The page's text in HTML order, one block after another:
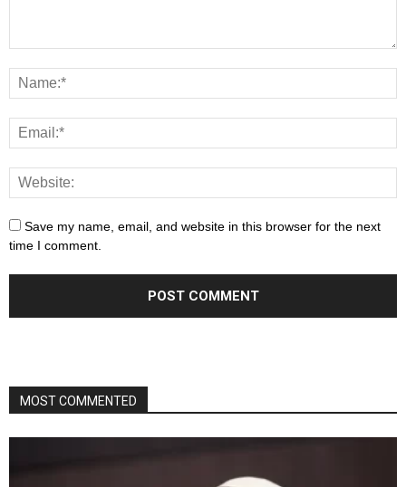
Save my name, email, and website in this browser for the next
time I comment.
MOST COMMENTED